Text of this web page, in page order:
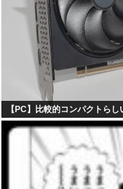
【PC】比較的コンパクトら